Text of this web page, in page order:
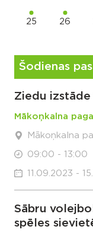
25 26
Šodienas
Ziedu izstāde
Mākoņkalna
Mākoņkalna
09:00 - 13:00
11.09.2023 -
Sābru
spēles